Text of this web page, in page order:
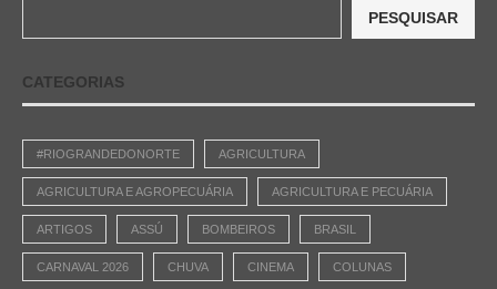
PESQUISAR
CATEGORIAS
#RIOGRANDEDONORTE AGRICULTURA
AGRICULTURA E AGROPECUÁRIA AGRICULTURA E PECUÁRIA
ARTIGOS ASSÚ BOMBEIROS BRASIL
CARNAVAL 2026 CHUVA CINEMA COLUNAS